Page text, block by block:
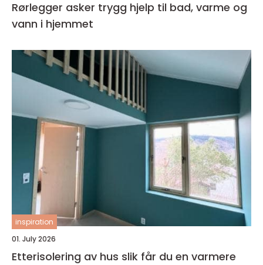
Rørlegger asker trygg hjelp til bad, varme og
vann i hjemmet
inspiration
01. July 2026
Etterisolering av hus slik får du en varmere